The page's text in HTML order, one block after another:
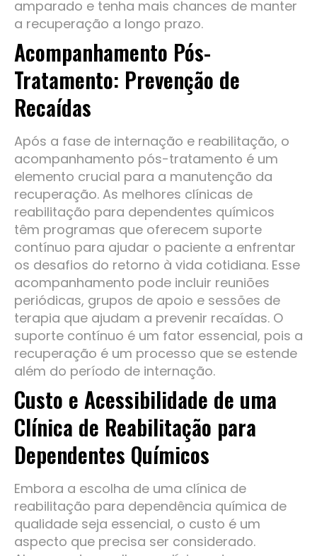
amparado e tenha mais chances de manter
a recuperação a longo prazo.
Acompanhamento Pós-
Tratamento: Prevenção de
Recaídas
Após a fase de internação e reabilitação, o
acompanhamento pós-tratamento é um
elemento crucial para a manutenção da
recuperação. As melhores clínicas de
reabilitação para dependentes químicos
têm programas que oferecem suporte
contínuo para ajudar o paciente a enfrentar
os desafios do retorno à vida cotidiana. Esse
acompanhamento pode incluir reuniões
periódicas, grupos de apoio e sessões de
terapia que ajudam a prevenir recaídas. O
suporte contínuo é um fator essencial, pois a
recuperação é um processo que se estende
além do período de internação.
Custo e Acessibilidade de uma
Clínica de Reabilitação para
Dependentes Químicos
Embora a escolha de uma clínica de
reabilitação para dependência química de
qualidade seja essencial, o custo é um
aspecto que precisa ser considerado.